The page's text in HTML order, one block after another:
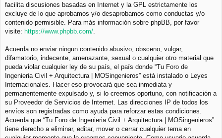
facilita discusiones basadas en Internet y la GPL estrictamente los
excluye de lo que aprobamos y/o desaprobamos como conductas y/o
contenido permisible. Para más información sobre phpBB, por favor
visite: https://www.phpbb.com/
Acuerda no enviar ningun contenido abusivo, obsceno, vulgar,
difamatorio, indecente, amenazante, sexual o cualquier otro material que
pueda violar cualquier ley de su país, el país donde “Tu Foro de
Ingenieria Civil + Arquitectura | MOSingenieros” está instalado o Leyes
Internacionales. Hacer eso provocará que sea inmediata y
permanentemente expulsado y, si lo creemos oportuno, con notificación a
su Proveedor de Servicios de Internet. Las direcciones IP de todos los
envíos son registradas como ayuda para reforzar estas condiciones.
Acuerda que “Tu Foro de Ingenieria Civil + Arquitectura | MOSingenieros”
tiene derecho a eliminar, editar, mover o cerrar cualquier tema en